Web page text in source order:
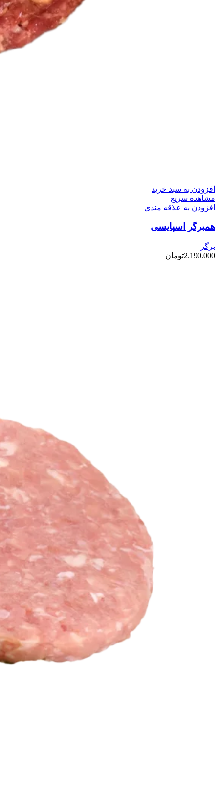
افزودن به سبد خرید
مشاهده سریع
افزودن به علاقه مندی
همبرگر اسپایسی
برگر
2.190.000تومان